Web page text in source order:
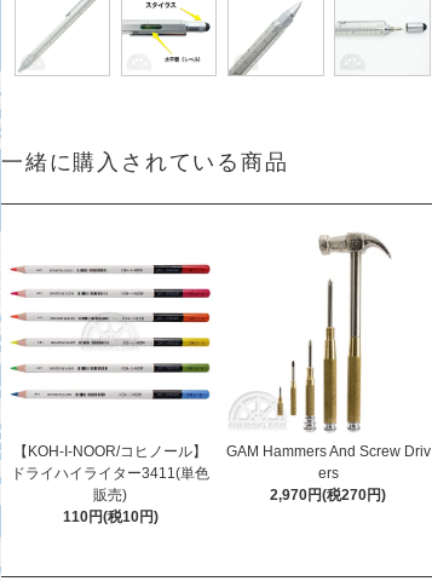
一緒に購入されている商品
【KOH-I-NOOR/コヒノール】
ドライハイライター3411(単色
販売)
110円(税10円)
GAM Hammers And Screw Driv
ers
2,970円(税270円)